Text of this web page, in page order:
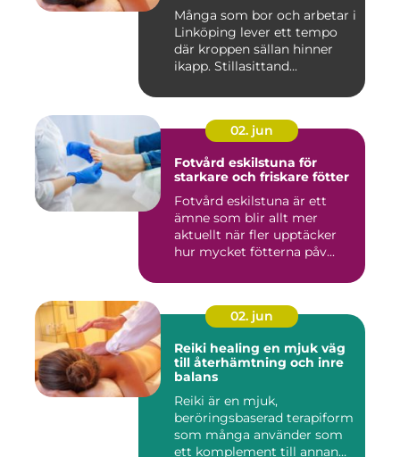
Många som bor och arbetar i
Linköping lever ett tempo
där kroppen sällan hinner
ikapp. Stillasittand...
02. jun
Fotvård eskilstuna för
starkare och friskare fötter
Fotvård eskilstuna är ett
ämne som blir allt mer
aktuellt när fler upptäcker
hur mycket fötterna påv...
02. jun
Reiki healing en mjuk väg
till återhämtning och inre
balans
Reiki är en mjuk,
beröringsbaserad terapiform
som många använder som
ett komplement till annan